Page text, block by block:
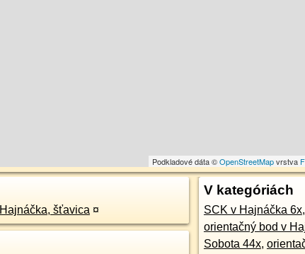
Podkladové dáta ©OpenStreetMapvrstva
Hajnáčka, šťavica ¤
V kategóriách
SCK v Hajnáčka 6x,
orientačný bod v
Sobota 44x,